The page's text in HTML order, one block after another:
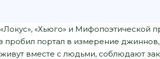
«Хьюго» и Мифопоэтической
пробил портал в измерение
вместе с людьми, соблюдают